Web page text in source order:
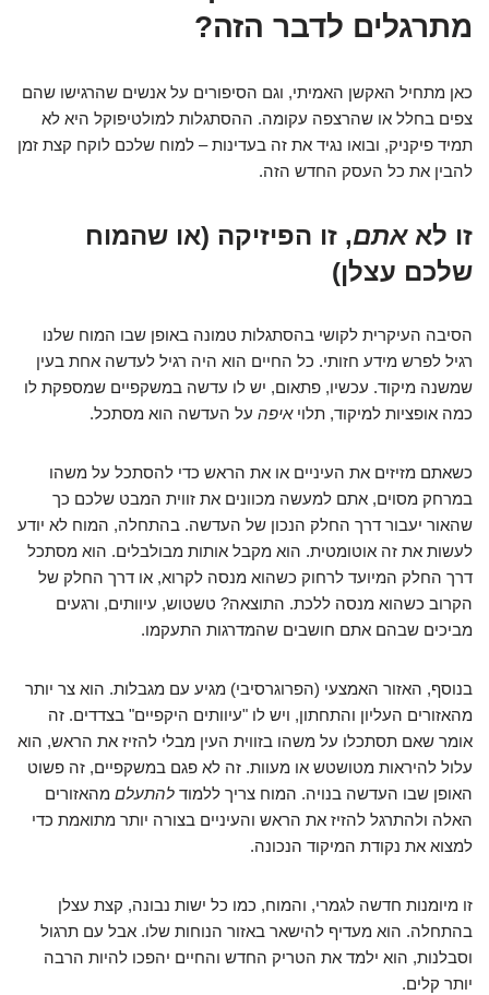
מתרגלים לדבר הזה?
כאן מתחיל האקשן האמיתי, וגם הסיפורים על אנשים שהרגישו שהם
צפים בחלל או שהרצפה עקומה. ההסתגלות למולטיפוקל היא לא
תמיד פיקניק, ובואו נגיד את זה בעדינות – למוח שלכם לוקח קצת זמן
להבין את כל העסק החדש הזה.
זו לאאתם, זו הפיזיקה (או שהמוח
שלכם עצלן)
הסיבה העיקרית לקושי בהסתגלות טמונה באופן שבו המוח שלנו
רגיל לפרש מידע חזותי. כל החיים הוא היה רגיל לעדשה אחת בעין
שמשנה מיקוד. עכשיו, פתאום, יש לו עדשה במשקפיים שמספקת לו
כמה אופציות למיקוד, תלויאיפה על העדשה הוא מסתכל.
כשאתם מזיזים את העיניים או את הראש כדי להסתכל על משהו
במרחק מסוים, אתם למעשה מכוונים את זווית המבט שלכם כך
שהאור יעבור דרך החלק הנכון של העדשה. בהתחלה, המוח לא יודע
לעשות את זה אוטומטית. הוא מקבל אותות מבולבלים. הוא מסתכל
דרך החלק המיועד לרחוק כשהוא מנסה לקרוא, או דרך החלק של
הקרוב כשהוא מנסה ללכת. התוצאה? טשטוש, עיוותים, ורגעים
מביכים שבהם אתם חושבים שהמדרגות התעקמו.
בנוסף, האזור האמצעי (הפרוגרסיבי) מגיע עם מגבלות. הוא צר יותר
מהאזורים העליון והתחתון, ויש לו "עיוותים היקפיים" בצדדים. זה
אומר שאם תסתכלו על משהו בזווית העין מבלי להזיז את הראש, הוא
עלול להיראות מטושטש או מעוות. זה לא פגם במשקפיים, זה פשוט
האופן שבו העדשה בנויה. המוח צריך ללמוד להתעלם מהאזורים
האלה ולהתרגל להזיז את הראש והעיניים בצורה יותר מתואמת כדי
למצוא את נקודת המיקוד הנכונה.
זו מיומנות חדשה לגמרי, והמוח, כמו כל ישות נבונה, קצת עצלן
בהתחלה. הוא מעדיף להישאר באזור הנוחות שלו. אבל עם תרגול
וסבלנות, הוא ילמד את הטריק החדש והחיים יהפכו להיות הרבה
יותר קלים.